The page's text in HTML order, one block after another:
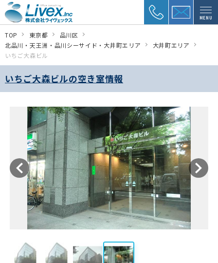
MENU
TOP 東京都
品川区
北品川・天王洲・品川シーサイド・大井町エリア
大井町エリア
いちご大森ビル
いちご大森ビルの空き室情報